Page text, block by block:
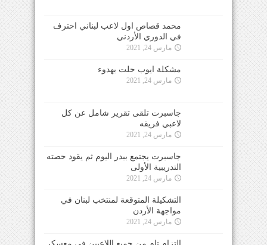
محمد قصاص اول لاعب لبناني احترف
في الدوري الأردني
مارس 24, 2021
مشكلة ايوب حلت بهدوء
مارس 24, 2021
جاسبرت تلقى تقرير شامل عن كل
لاعبي فريقه
مارس 24, 2021
جاسبرت يجتمع ببدر اليوم ثم يقود حصته
التدريبية الأولى
مارس 24, 2021
التشكيلة المتوقعة لمنتخب لبنان في
مواجهة الأردن
مارس 24, 2021